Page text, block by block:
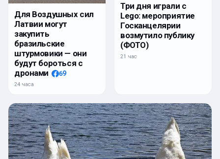
Для Воздушных сил
Латвии могут
закупить
бразильские
штурмовики — они
будут бороться с
дронами
69
24 часа
Три дня играли с
Lego: мероприятие
Госканцелярии
возмутило публику
(ФОТО)
21 час